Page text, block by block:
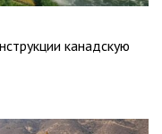
канадскую